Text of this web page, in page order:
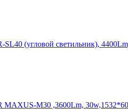
(угловой светильник),
MAXUS-M30 ,3600Lm,